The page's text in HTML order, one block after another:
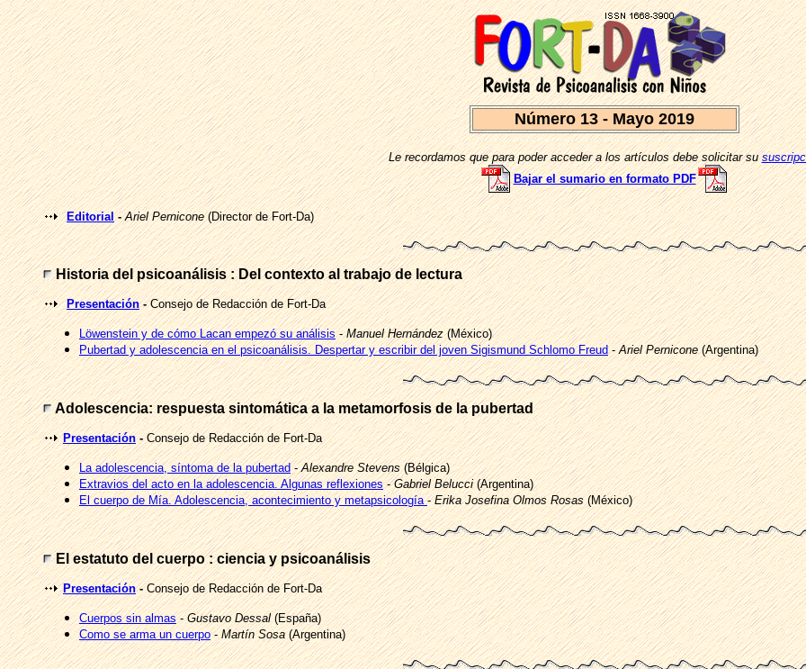
Número 13 - Mayo 2019
Le recordamos que para poder acceder a los artículos debe solicitar su
Bajar el sumario en formato PDF
Editorial-Ariel Pernicone (Director de Fort-Da)
Historia del psicoanálisis : Del contexto al trabajo de lectura
Presentación -Consejo de Redacción de Fort-Da
Löwenstein y de cómo Lacan empezó su análisis-Manuel Hernández(México)
Pubertad y adolescencia en el psicoanálisis. Despertar y escribir del joven Sigismund Schlomo Freud-Ariel Pernicone(Argentina)
Adolescencia: respuesta sintomática a la metamorfosis de la pubertad
Presentación -Consejo de Redacción de Fort-Da
La adolescencia, síntoma de la pubertad-Alexandre Stevens(Bélgica)
Extravios del acto en la adolescencia. Algunas reflexiones-Gabriel Belucci(Argentina)
El cuerpo de Mía. Adolescencia, acontecimiento y metapsicología-Erika Josefina Olmos Rosas(México)
El estatuto del cuerpo : ciencia y psicoanálisis
Presentación -Consejo de Redacción de Fort-Da
Cuerpos sin almas-Gustavo Dessal(España)
Como se arma un cuerpo-Martín Sosa(Argentina)